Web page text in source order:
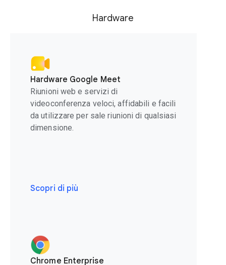
Hardware
Hardware Google Meet
Riunioni web e servizi di
videoconferenza veloci, affidabili e facili
da utilizzare per sale riunioni di qualsiasi
dimensione.
Scopri di più
Chrome Enterprise